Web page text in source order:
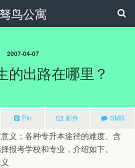
驽鸟公寓
2007-04-07
的出路在哪里？
Pin 邮件 SMS
；各种专升本途径的难度、含
报考学校和专业，介绍如下。